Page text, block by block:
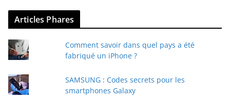
Articles Phares
Comment savoir dans quel pays a été
fabriqué un iPhone ?
SAMSUNG : Codes secrets pour les
smartphones Galaxy